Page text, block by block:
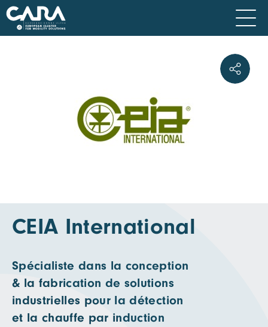
CEIA International
Spécialiste dans la conception
& la fabrication de solutions
industrielles pour la détection
et la chauffe par induction